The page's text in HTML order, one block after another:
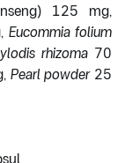
125 mg,
Eucommia folium
rhizoma 70
Pearl powder25